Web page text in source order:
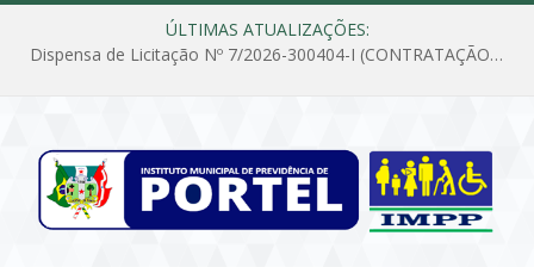
ÚLTIMAS ATUALIZAÇÕES:
Dispensa de Licitação Nº 7/2026-300404-I (CONTRATAÇÃO DE EMPRESA PARA MANUTENÇÃO E REPARAÇÃO DE APARELHOS DE AR CONDICIONADO, EM ATENDIMENTO ÀS NECESSIDADES DO INSTITUTO DE PREVIDÊNCIA MUNICIPAL DE PORTEL/PA)